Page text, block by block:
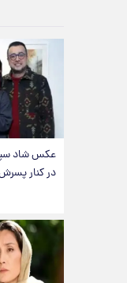
عکس شاد
در کنار